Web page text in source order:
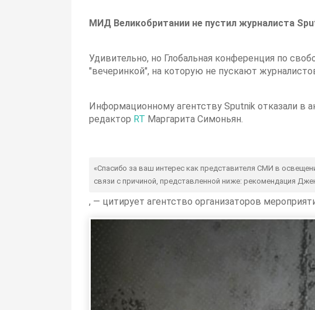
МИД Великобритании не пустил журналиста
Удивительно, но Глобальная конференция по
"вечеринкой", на которую не пускают
Информационному агентству Sputnik отказали в
редактор RT Маргарита Симоньян.
«Спасибо за ваш интерес как представителя СМИ в
связи с причиной, представленной ниже: рекомендация
, — цитирует агентство организаторов